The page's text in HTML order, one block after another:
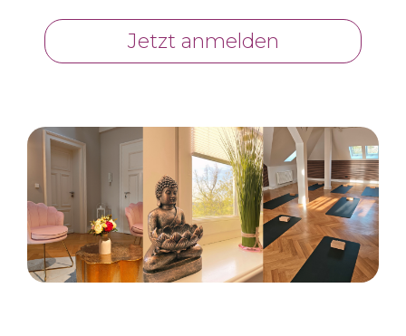
Jetzt anmelden